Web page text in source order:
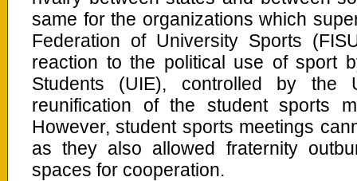
same for the organizations which
Federation of University Sports
reaction to the political use of sport
Students (UIE), controlled by the
reunification of the student sports
However, student sports meetings
as they also allowed fraternity
spaces for cooperation.